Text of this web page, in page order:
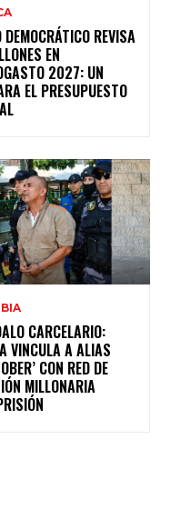
DEMOCRÁTICO REVISA
EN
2027: UN
EL PRESUPUESTO
CARCELARIO:
VINCULA A ALIAS
CON RED DE
MILLONARIA